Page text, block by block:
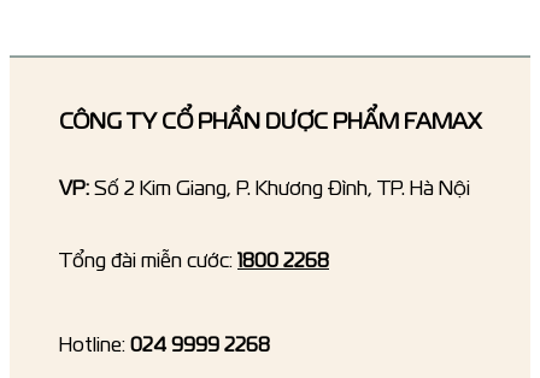
CÔNG TY CỔ PHẦN DƯỢC PHẨM FAMAX
VP: Số 2 Kim Giang, P. Khương Đình, TP. Hà Nội
Tổng đài miễn cước: 1800 2268
Hotline: 024 9999 2268